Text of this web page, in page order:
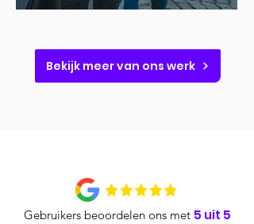
Bekijk meer van ons werk
Gebruikers beoordelen ons met 5 uit 5